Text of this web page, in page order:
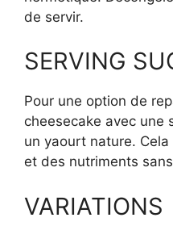
de servir.
SERVING
Pour une option de
cheesecake avec une
un yaourt nature.
et des nutriments
VARIATIONS